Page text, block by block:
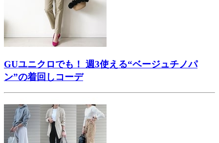
GUユニクロでも！ 週3使える“ベージュチノパ
ン”の着回しコーデ